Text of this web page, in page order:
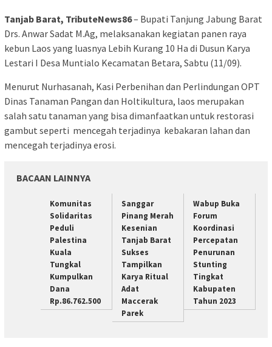
Tanjab Barat, TributeNews86– Bupati Tanjung Jabung Barat
Drs. Anwar Sadat M.Ag, melaksanakan kegiatan panen raya
kebun Laos yang luasnya Lebih Kurang 10 Ha di Dusun Karya
Lestari I Desa Muntialo Kecamatan Betara, Sabtu (11/09).
Menurut Nurhasanah, Kasi Perbenihan dan Perlindungan OPT
Dinas Tanaman Pangan dan Holtikultura, laos merupakan
salah satu tanaman yang bisa dimanfaatkan untuk restorasi
gambut seperti mencegah terjadinya kebakaran lahan dan
mencegah terjadinya erosi.
BACAAN LAINNYA
Komunitas
Solidaritas
Peduli
Palestina
Kuala
Tungkal
Kumpulkan
Dana
Rp.86.762.500
Sanggar
Pinang Merah
Kesenian
Tanjab Barat
Sukses
Tampilkan
Karya Ritual
Adat
Maccerak
Parek
Wabup Buka
Forum
Koordinasi
Percepatan
Penurunan
Stunting
Tingkat
Kabupaten
Tahun 2023